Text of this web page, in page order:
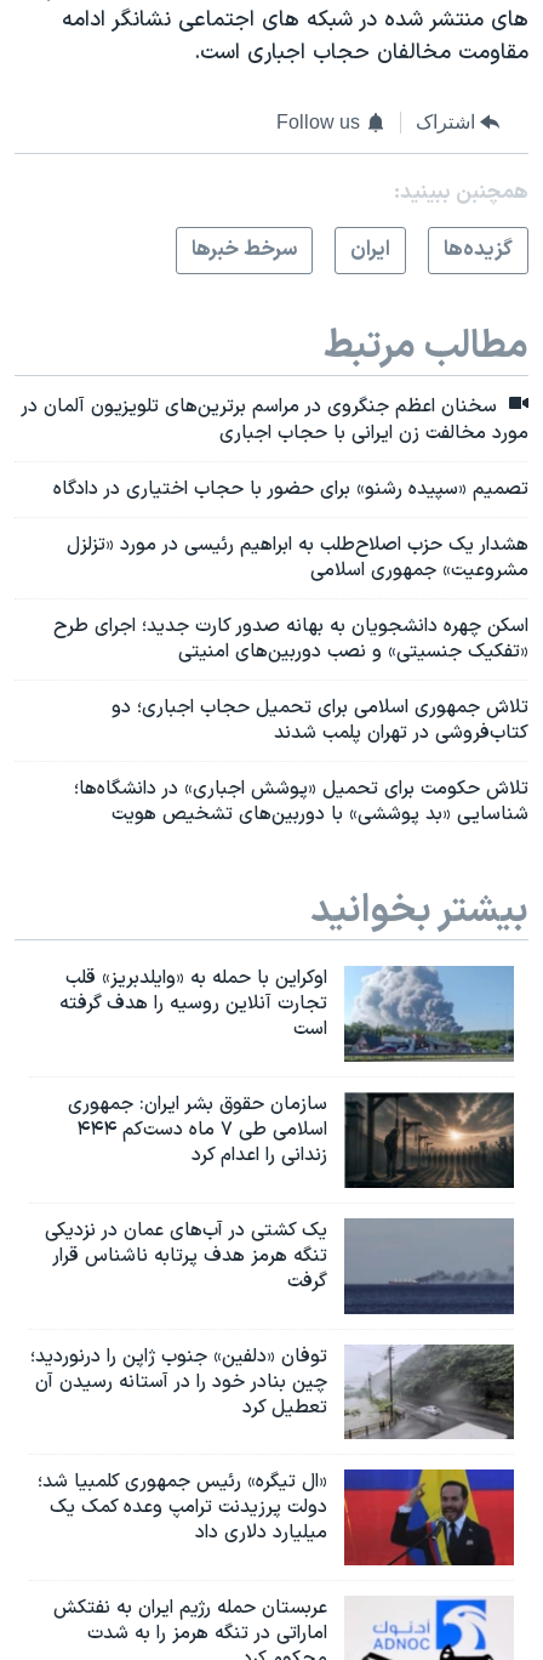
های منتشر شده در شبکه های اجتماعی نشانگر ادامه
مقاومت مخالفان حجاب اجباری است.
اشتراک Follow us
همچنبن ببینید:
گزيده‌ها
ايران سرخط خبرها
مطالب مرتبط
سخنان اعظم جنگروی در مراسم برترین‌های تلویزیون آلمان در
مورد مخالفت زن ایرانی با حجاب اجباری
تصمیم «سپیده رشنو» برای حضور با حجاب اختیاری در دادگاه
هشدار یک حزب اصلاح‌طلب به ابراهیم رئیسی در مورد «تزلزل
مشروعیت» جمهوری اسلامی
اسکن چهره‌ دانشجویان به بهانه صدور کارت جدید؛ اجرای طرح
«تفکیک جنسیتی» و نصب دوربین‌های امنیتی
تلاش جمهوری اسلامی برای تحمیل حجاب اجباری؛ دو
کتاب‌فروشی در تهران پلمب شدند
تلاش حکومت برای تحمیل «پوشش اجباری» در دانشگاه‌ها؛
شناسایی «بد پوششی» با دوربین‌های تشخیص هویت
بیشتر بخوانید
اوکراین با حمله به «وایلدبریز» قلب
تجارت آنلاین روسیه را هدف گرفته
است
سازمان حقوق بشر ایران: جمهوری
اسلامی طی ۷ ماه دست‌کم ۴۴۴
زندانی را اعدام کرد
یک کشتی در آب‌های عمان در نزدیکی
تنگه هرمز هدف پرتابه ناشناس قرار
گرفت
توفان «دلفین» جنوب ژاپن را درنوردید؛
چین بنادر خود را در آستانه رسیدن آن
تعطیل کرد
«ال تیگره» رئیس جمهوری کلمبیا شد؛
دولت پرزیدنت ترامپ وعده کمک یک
میلیارد دلاری داد
عربستان حمله رژیم ایران به نفتکش
اماراتی در تنگه هرمز را به‌ شدت